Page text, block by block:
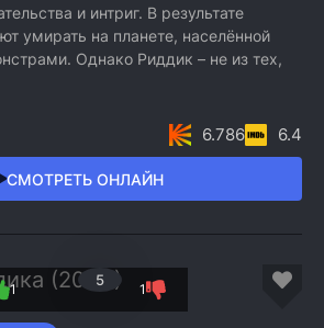
и интриг. В результате
умирать на планете, населённой
Однако Риддик – не из тех,
СМОТРЕТЬ ОНЛАЙН
6.786 6.4
(2004)
5
1 1